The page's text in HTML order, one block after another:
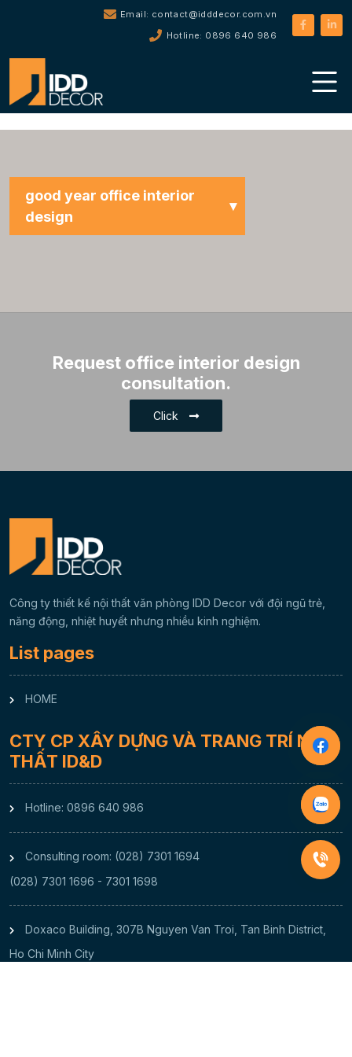
Email: contact@idddecor.com.vn
Hotline: 0896 640 986
good year office interior
design
Tất cả dự án
Educational Office Interior
Office Interior Design for
Office Interior Design for the
Advertising and Media
High-Tech Office Interior
Request office interior design
consultation.
Click
Công ty thiết kế nội thất văn phòng IDD Decor với đội ngũ trẻ,
năng động, nhiệt huyết nhưng nhiều kinh nghiệm.
List pages
HOME
CTY CP XÂY DỰNG VÀ TRANG TRÍ NỘI
THẤT ID&D
Hotline: 0896 640 986
Consulting room: (028) 7301 1694
(028) 7301 1696 - 7301 1698
Doxaco Building, 307B Nguyen Van Troi, Tan Binh District,
Ho Chi Minh City